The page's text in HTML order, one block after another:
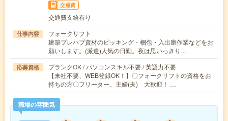
交通費
交通費支給有り
仕事内容
フォークリフト
建築プレハブ資材のピッキング・梱包・入出庫作業などをお
願いします。(派遣)人気の日勤。夜は思いっきり…
応募資格
ブランクOK / パソコンスキル不要 / 英語力不要
【来社不要、WEB登録OK！】〇フォークリフトの資格をお
持ちの方〇フリーター、主婦(夫) 大歓迎！ …
職場の雰囲気